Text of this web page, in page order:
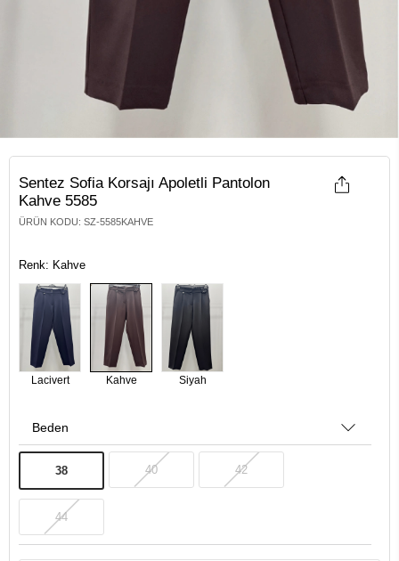
Sentez Sofia Korsajı Apoletli Pantolon
Kahve 5585
ÜRÜN KODU: SZ-5585KAHVE
Renk: Kahve
Lacivert Kahve Siyah
Beden
38 40 42
44